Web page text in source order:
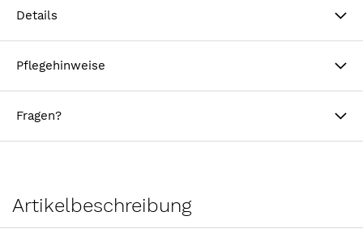
Details
Pflegehinweise
Fragen?
Artikelbeschreibung